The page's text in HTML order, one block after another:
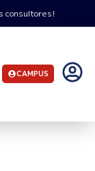
consultores!
CAMPUS